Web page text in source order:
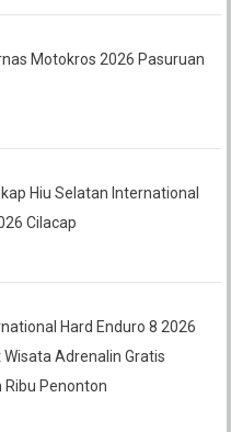
Motokros 2026 Pasuruan
Hiu Selatan International
Cilacap
Hard Enduro 8 2026
Adrenalin Gratis
Ribu Penonton